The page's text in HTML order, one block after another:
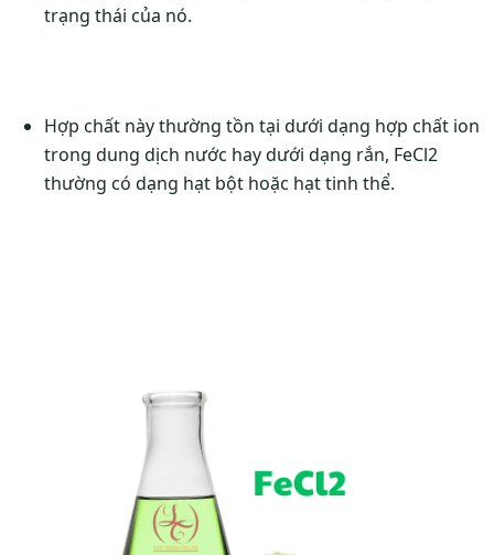
trạng thái của nó.
Hợp chất này thường tồn tại dưới dạng hợp chất ion
trong dung dịch nước hay dưới dạng rắn, FeCl2
thường có dạng hạt bột hoặc hạt tinh thể.